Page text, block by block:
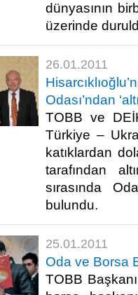
dünyasının
üzerinde
26.01.2011
Odası’ndan
TOBB ve
Türkiye –
katıklardan
tarafından
sırasında
bulundu.​ ​
25.01.2011
Oda ve Borsa
TOBB